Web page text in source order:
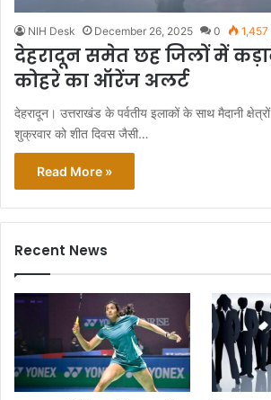
NIH Desk December 26, 2025 0 1,457
देहरादून समेत छह जिलों में
कोहरे का ऑरेंज अलर्ट
देहरादून। उत्तराखंड के पर्वतीय इलाकों के साथ मैदानी
शुक्रवार को शीत दिवस जैसी…
Read More »
Recent News